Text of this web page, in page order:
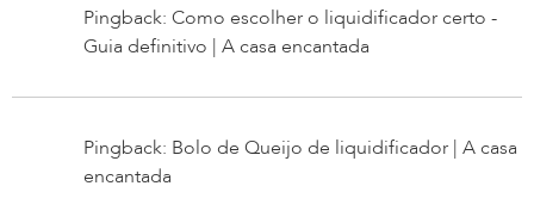
Pingback: Como escolher o liquidificador certo -
Guia definitivo | A casa encantada
Pingback: Bolo de Queijo de liquidificador | A casa
encantada